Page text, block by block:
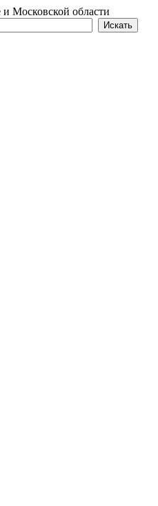
Московской области